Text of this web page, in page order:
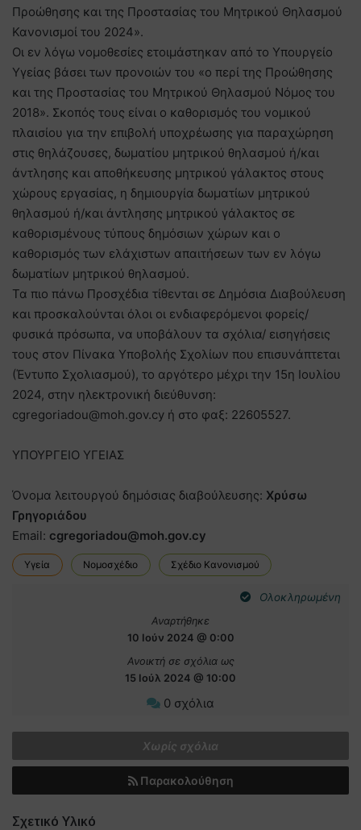
Προώθησης και της Προστασίας του Μητρικού Θηλασμού
Κανονισμοί του 2024».
Οι εν λόγω νομοθεσίες ετοιμάστηκαν από το Υπουργείο
Υγείας βάσει των προνοιών του «ο περί της Προώθησης
και της Προστασίας του Μητρικού Θηλασμού Νόμος του
2018». Σκοπός τους είναι ο καθορισμός του νομικού
πλαισίου για την επιβολή υποχρέωσης για παραχώρηση
στις θηλάζουσες, δωματίου μητρικού θηλασμού ή/και
άντλησης και αποθήκευσης μητρικού γάλακτος στους
χώρους εργασίας, η δημιουργία δωματίων μητρικού
θηλασμού ή/και άντλησης μητρικού γάλακτος σε
καθορισμένους τύπους δημόσιων χώρων και ο
καθορισμός των ελάχιστων απαιτήσεων των εν λόγω
δωματίων μητρικού θηλασμού.
Τα πιο πάνω Προσχέδια τίθενται σε Δημόσια Διαβούλευση
και προσκαλούνται όλοι οι ενδιαφερόμενοι φορείς/
φυσικά πρόσωπα, να υποβάλουν τα σχόλια/ εισηγήσεις
τους στον Πίνακα Υποβολής Σχολίων που επισυνάπτεται
(Έντυπο Σχολιασμού), το αργότερο μέχρι την 15η Ιουλίου
2024, στην ηλεκτρονική διεύθυνση:
cgregoriadou@moh.gov.cy ή στο φαξ: 22605527.
ΥΠΟΥΡΓΕΙΟ ΥΓΕΙΑΣ
Όνομα λειτουργού δημόσιας διαβούλευσης: Χρύσω
Γρηγοριάδου
Email: cgregoriadou@moh.gov.cy
Υγεία Νομοσχέδιο Σχέδιο Κανονισμού
Ολοκληρωμένη
Αναρτήθηκε
10 Ιούν 2024 @ 0:00
Ανοικτή σε σχόλια ως
15 Ιούλ 2024 @ 10:00
0 σχόλια
Χωρίς σχόλια
Παρακολούθηση
Σχετικό Υλικό